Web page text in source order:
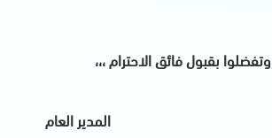
وتفضلوا بقبول فائق الاحترام ،،،
العام